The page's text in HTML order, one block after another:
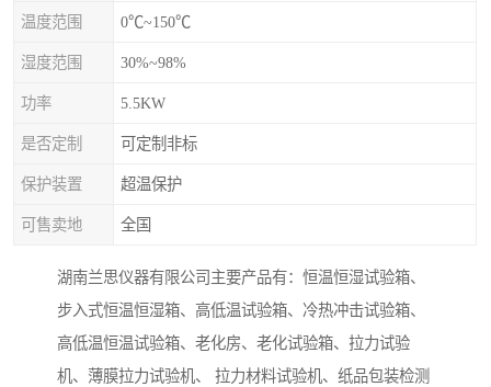
温度范围 0℃~150℃
湿度范围 30%~98%
功率 5.5KW
是否定制 可定制非标
保护装置 超温保护
可售卖地 全国
湖南兰思仪器有限公司主要产品有：恒温恒湿试验箱、
步入式恒温恒湿箱、高低温试验箱、冷热冲击试验箱、
高低温恒温试验箱、老化房、老化试验箱、拉力试验
机、薄膜拉力试验机、 拉力材料试验机、纸品包装检测